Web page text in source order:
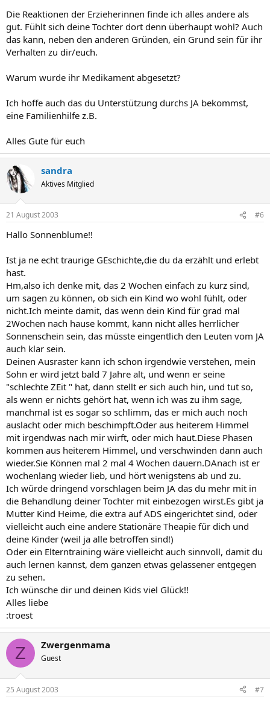
Die Reaktionen der Erzieherinnen finde ich alles andere als
gut. Fühlt sich deine Tochter dort denn überhaupt wohl? Auch
das kann, neben den anderen Gründen, ein Grund sein für ihr
Verhalten zu dir/euch.
Warum wurde ihr Medikament abgesetzt?
Ich hoffe auch das du Unterstützung durchs JA bekommst,
eine Familienhilfe z.B.
Alles Gute für euch
sandra
Aktives Mitglied
21 August 2003 #6
Hallo Sonnenblume!!
Ist ja ne echt traurige GEschichte,die du da erzählt und erlebt
hast.
Hm,also ich denke mit, das 2 Wochen einfach zu kurz sind,
um sagen zu können, ob sich ein Kind wo wohl fühlt, oder
nicht.Ich meinte damit, das wenn dein Kind für grad mal
2Wochen nach hause kommt, kann nicht alles herrlicher
Sonnenschein sein, das müsste eingentlich den Leuten vom JA
auch klar sein.
Deinen Ausraster kann ich schon irgendwie verstehen, mein
Sohn er wird jetzt bald 7 Jahre alt, und wenn er seine
"schlechte ZEit " hat, dann stellt er sich auch hin, und tut so,
als wenn er nichts gehört hat, wenn ich was zu ihm sage,
manchmal ist es sogar so schlimm, das er mich auch noch
auslacht oder mich beschimpft.Oder aus heiterem Himmel
mit irgendwas nach mir wirft, oder mich haut.Diese Phasen
kommen aus heiterem Himmel, und verschwinden dann auch
wieder.Sie Können mal 2 mal 4 Wochen dauern.DAnach ist er
wochenlang wieder lieb, und hört wenigstens ab und zu.
Ich würde dringend vorschlagen beim JA das du mehr mit in
die Behandlung deiner Tochter mit einbezogen wirst.Es gibt ja
Mutter Kind Heime, die extra auf ADS eingerichtet sind, oder
vielleicht auch eine andere Stationäre Theapie für dich und
deine Kinder (weil ja alle betroffen sind!)
Oder ein Elterntraining wäre vielleicht auch sinnvoll, damit du
auch lernen kannst, dem ganzen etwas gelassener entgegen
zu sehen.
Ich wünsche dir und deinen Kids viel Glück!!
Alles liebe
:troest
Z Zwergenmama
Guest
25 August 2003 #7